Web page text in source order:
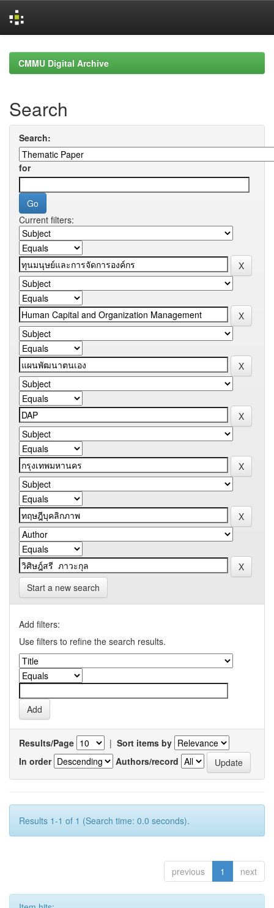
navigationCMMU Digital Archive
Search
Search:
for
Current filters:
Start a new search
Add filters:
Use filters to refine the search results.
Results/Page | Sort items by
In order
Authors/record
Results 1-1 of 1 (Search time: 0.0 seconds).
previous 1 next